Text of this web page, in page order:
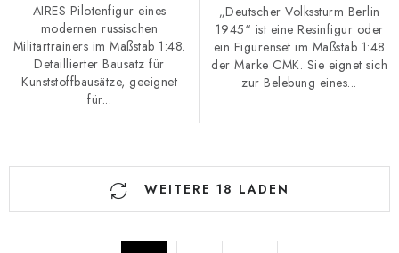
AIRES Pilotenfigur eines
modernen russischen
Militärtrainers im Maßstab 1:48.
Detaillierter Bausatz für
Kunststoffbausätze, geeignet
für...
„Deutscher Volkssturm Berlin
1945“ ist eine Resinfigur oder
ein Figurenset im Maßstab 1:48
der Marke CMK. Sie eignet sich
zur Belebung eines...
S
WEITERE 18 LADEN